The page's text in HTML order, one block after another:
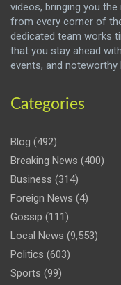
videos, bringing you
from every corner of
dedicated team works
that you stay ahead
events, and
Categories
Blog (492)
Breaking News (400)
Business (314)
Foreign News (4)
Gossip (111)
Local News (9,553)
Politics (603)
Sports (99)